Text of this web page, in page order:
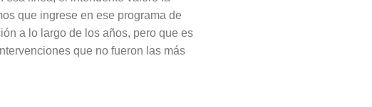
que ingrese en ese programa de
a lo largo de los años, pero que es
que no fueron las más